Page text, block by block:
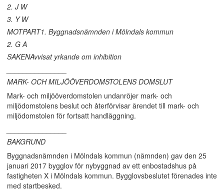
2. J W
3. Y W
MOTPART1. Byggnadsnämnden i Mölndals kommun
2. G A
SAKENAvvisat yrkande om inhibition
MARK- OCH MILJÖÖVERDOMSTOLENS DOMSLUT
Mark- och miljööverdomstolen undanröjer mark- och
miljödomstolens beslut och återförvisar ärendet till mark- och
miljödomstolen för fortsatt handläggning.
BAKGRUND
Byggnadsnämnden i Mölndals kommun (nämnden) gav den 25
januari 2017 bygglov för nybyggnad av ett enbostadshus på
fastigheten X i Mölndals kommun. Bygglovsbeslutet förenades inte
med startbesked.